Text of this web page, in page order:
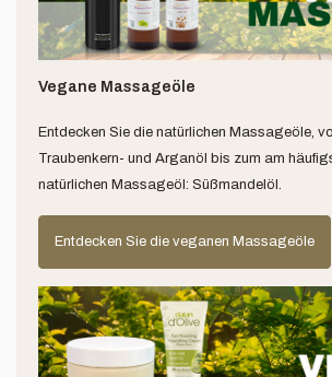
Vegane Massageöle
Entdecken Sie die natürlichen Massageöle,
Traubenkern- und Arganöl bis zum am
natürlichen Massageöl: Süßmandelöl.
Entdecken Sie die veganen Massageöle